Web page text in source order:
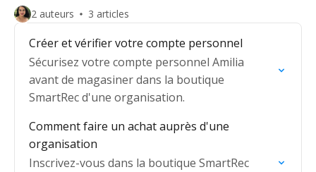
2 auteurs 3 articles
Créer et vérifier votre compte personnel
Sécurisez votre compte personnel Amilia
avant de magasiner dans la boutique
SmartRec d'une organisation.
Comment faire un achat auprès d'une
organisation
Inscrivez-vous dans la boutique SmartRec